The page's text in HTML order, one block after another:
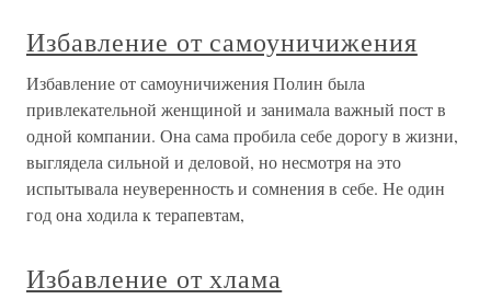
Избавление от самоуничижения
Избавление от самоуничижения Полин была
привлекательной женщиной и занимала важный пост в
одной компании. Она сама пробила себе дорогу в жизни,
выглядела сильной и деловой, но несмотря на это
испытывала неуверенность и сомнения в себе. Не один
год она ходила к терапевтам,
Избавление от хлама